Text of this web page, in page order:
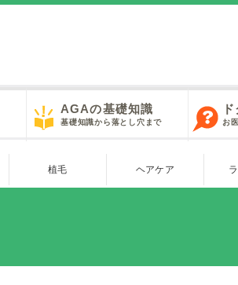
AGAの基礎知識
基礎知識から落とし穴まで お
植毛 ヘアケア